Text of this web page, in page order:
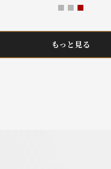
もっと見る